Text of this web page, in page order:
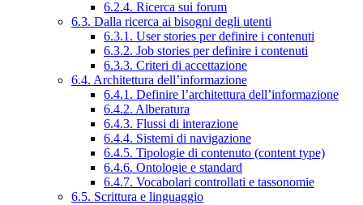
6.2.4. Ricerca sui forum
6.3. Dalla ricerca ai bisogni degli utenti
6.3.1. User stories per definire i contenuti
6.3.2. Job stories per definire i contenuti
6.3.3. Criteri di accettazione
6.4. Architettura dell’informazione
6.4.1. Definire l’architettura dell’informazione
6.4.2. Alberatura
6.4.3. Flussi di interazione
6.4.4. Sistemi di navigazione
6.4.5. Tipologie di contenuto (content type)
6.4.6. Ontologie e standard
6.4.7. Vocabolari controllati e tassonomie
6.5. Scrittura e linguaggio